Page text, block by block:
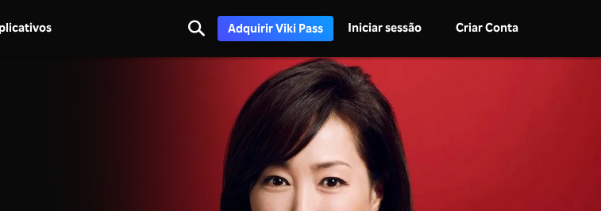
Adquirir Viki Pass Iniciar sessão Criar Conta